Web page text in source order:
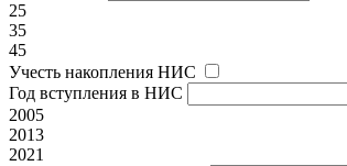
25
35
45
Учесть накопления НИС
Год вступления в НИС
2005
2013
2021